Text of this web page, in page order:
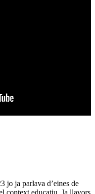
jo ja parlava d’eines de
context educatiu. Ja llavors